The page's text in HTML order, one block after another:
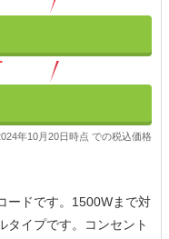
年10月20日時点 での税込価格
ードです。1500Wまで対
タイプです。コンセント